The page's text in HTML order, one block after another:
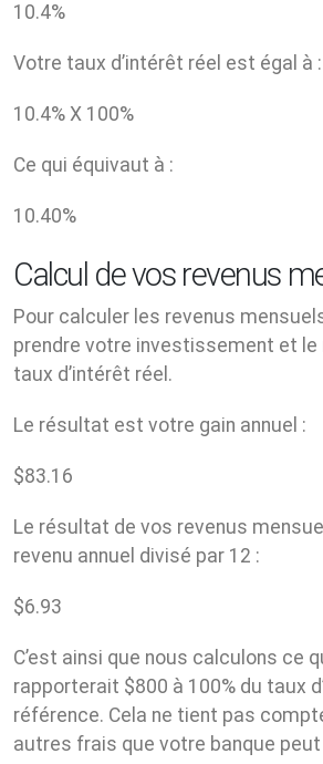
10.4%
Votre taux d’intérêt réel est égal à :
10.4% X 100%
Ce qui équivaut à :
10.40%
Calcul de vos revenus
Pour calculer les revenus
prendre votre investissement et le
taux d’intérêt réel.
Le résultat est votre gain annuel :
$83.16
Le résultat de vos revenus
revenu annuel divisé par 12 :
$6.93
C’est ainsi que nous calculons ce
rapporterait $800 à 100% du taux
référence. Cela ne tient pas
autres frais que votre banque